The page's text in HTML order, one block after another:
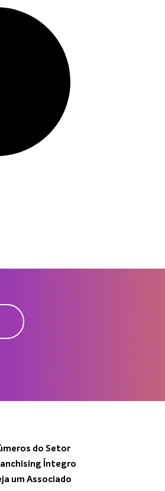
do Setor
Íntegro
um Associado